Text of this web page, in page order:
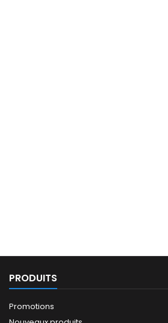
PRODUITS
Promotions